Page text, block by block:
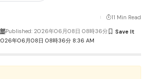
年06月08日 08時36分 8:36 AM
Published: 2026年06月08日 08時36分
11 Min Read